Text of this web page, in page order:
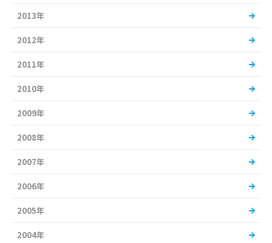
2013年
2012年
2011年
2010年
2009年
2008年
2007年
2006年
2005年
2004年